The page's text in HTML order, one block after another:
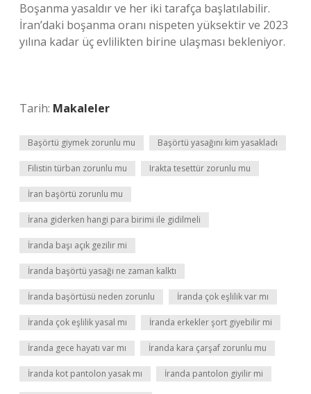
Boşanma yasaldır ve her iki tarafça başlatılabilir.
İran’daki boşanma oranı nispeten yüksektir ve 2023
yılına kadar üç evlilikten birine ulaşması bekleniyor.
Tarih: Makaleler
Başörtü giymek zorunlu mu Başörtü yasağını kim yasakladı
Filistin türban zorunlu mu Irakta tesettür zorunlu mu
İran başörtü zorunlu mu
İrana giderken hangi para birimi ile gidilmeli
İranda başı açık gezilir mi
İranda başörtü yasağı ne zaman kalktı
İranda başörtüsü neden zorunlu İranda çok eşlilik var mı
İranda çok eşlilik yasal mı İranda erkekler şort giyebilir mi
İranda gece hayatı var mı İranda kara çarşaf zorunlu mu
İranda kot pantolon yasak mı İranda pantolon giyilir mi